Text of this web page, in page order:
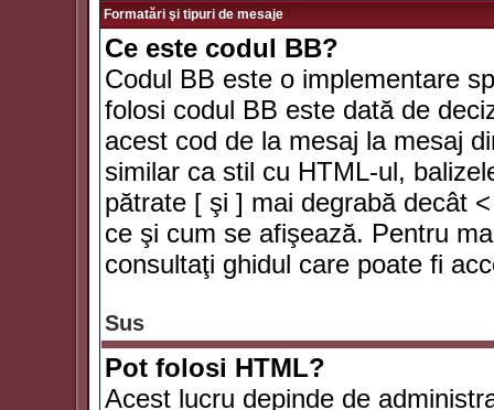
Formatări şi tipuri de mesaje
Ce este codul BB?
Codul BB este o implementare
folosi codul BB este dată de
acest cod de la mesaj la mesaj
similar ca stil cu HTML-ul,
pătrate [ şi ] mai degrabă decât
ce şi cum se afişează. Pentru
consultaţi ghidul care poate fi
Sus
Pot folosi HTML?
Acest lucru depinde de